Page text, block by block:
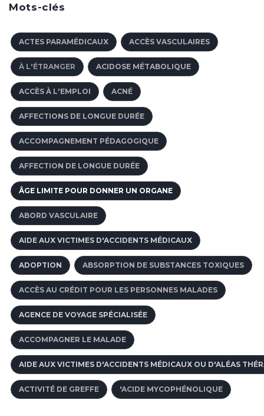
Mots-clés
ACTES PARAMÉDICAUX ACCÈS VASCULAIRES
À L'ÉTRANGER ACIDOSE MÉTABOLIQUE
ACCÈS À L'EMPLOI ACNÉ
AFFECTIONS DE LONGUE DURÉE
ACCOMPAGNEMENT PÉDAGOGIQUE
AFFECTION DE LONGUE DURÉE
ÂGE LIMITE POUR DONNER UN ORGANE
ABORD VASCULAIRE
AIDE AUX VICTIMES D'ACCIDENTS MÉDICAUX
ADOPTION ABSORPTION DE SUBSTANCES TOXIQUES
ACCÈS AU CRÉDIT POUR LES PERSONNES MALADES
AGENCE DE VOYAGE SPÉCIALISÉE
ACCOMPAGNER LE MALADE
AIDE AUX VICTIMES D'ACCIDENTS MÉDICAUX OU D'ALÉAS
ACTIVITÉ DE GREFFE 'ACIDE MYCOPHÉNOLIQUE